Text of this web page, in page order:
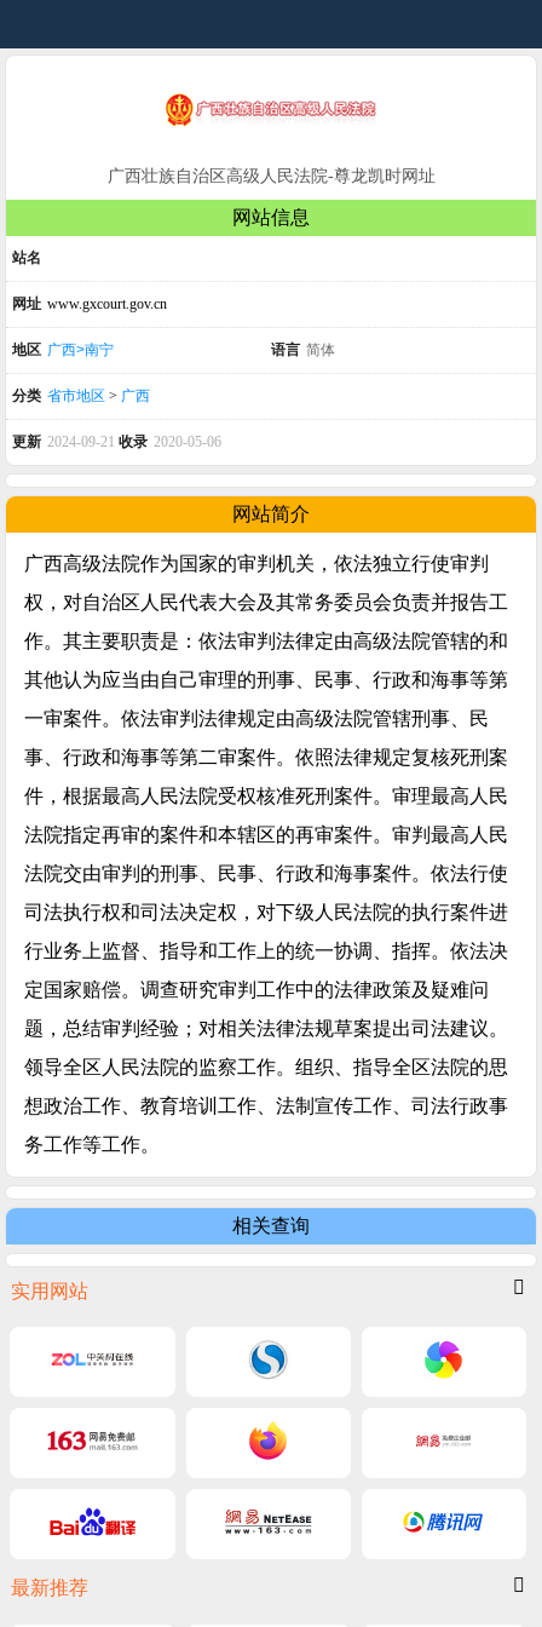
广西壮族自治区高级人民法院-尊龙凯时网址
网站信息
站名
网址 www.gxcourt.gov.cn
地区 广西>南宁 语言 简体
分类 省市地区 > 广西
更新 2024-09-21 收录 2020-05-06
网站简介
广西高级法院作为国家的审判机关，依法独立行使审判
权，对自治区人民代表大会及其常务委员会负责并报告工
作。其主要职责是：依法审判法律定由高级法院管辖的和
其他认为应当由自己审理的刑事、民事、行政和海事等第
一审案件。依法审判法律规定由高级法院管辖刑事、民
事、行政和海事等第二审案件。依照法律规定复核死刑案
件，根据最高人民法院受权核准死刑案件。审理最高人民
法院指定再审的案件和本辖区的再审案件。审判最高人民
法院交由审判的刑事、民事、行政和海事案件。依法行使
司法执行权和司法决定权，对下级人民法院的执行案件进
行业务上监督、指导和工作上的统一协调、指挥。依法决
定国家赔偿。调查研究审判工作中的法律政策及疑难问
题，总结审判经验；对相关法律法规草案提出司法建议。
领导全区人民法院的监察工作。组织、指导全区法院的思
想政治工作、教育培训工作、法制宣传工作、司法行政事
务工作等工作。
相关查询
实用网站
最新推荐